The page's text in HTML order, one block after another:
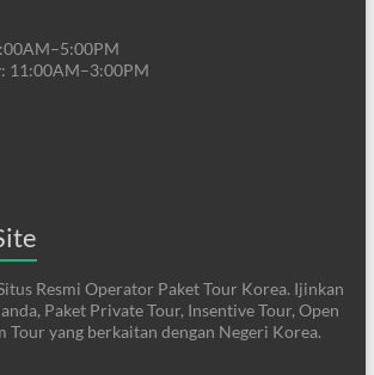
11:00AM–3:00PM
Resmi Operator Paket Tour Korea. Ijinkan
Paket Private Tour, Insentive Tour, Open
Tour yang berkaitan dengan Negeri Korea.